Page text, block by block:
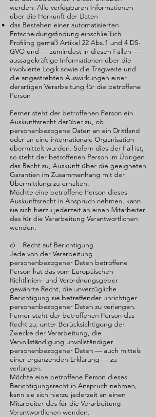
werden: Alle verfügbaren Informationen
über die Herkunft der Daten
das Bestehen einer automatisierten
Entscheidungsfindung einschließlich
Profiling gemäß Artikel 22 Abs.1 und 4 DS-
GVO und — zumindest in diesen Fällen —
aussagekräftige Informationen über die
involvierte Logik sowie die Tragweite und
die angestrebten Auswirkungen einer
derartigen Verarbeitung für die betroffene
Person
Ferner steht der betroffenen Person ein
Auskunftsrecht darüber zu, ob
personenbezogene Daten an ein Drittland
oder an eine internationale Organisation
übermittelt wurden. Sofern dies der Fall ist,
so steht der betroffenen Person im Übrigen
das Recht zu, Auskunft über die geeigneten
Garantien im Zusammenhang mit der
Übermittlung zu erhalten.
Möchte eine betroffene Person dieses
Auskunftsrecht in Anspruch nehmen, kann
sie sich hierzu jederzeit an einen Mitarbeiter
des für die Verarbeitung Verantwortlichen
wenden.
c) Recht auf Berichtigung
Jede von der Verarbeitung
personenbezogener Daten betroffene
Person hat das vom Europäischen
Richtlinien- und Verordnungsgeber
gewährte Recht, die unverzügliche
Berichtigung sie betreffender unrichtiger
personenbezogener Daten zu verlangen.
Ferner steht der betroffenen Person das
Recht zu, unter Berücksichtigung der
Zwecke der Verarbeitung, die
Vervollständigung unvollständiger
personenbezogener Daten — auch mittels
einer ergänzenden Erklärung — zu
verlangen.
Möchte eine betroffene Person dieses
Berichtigungsrecht in Anspruch nehmen,
kann sie sich hierzu jederzeit an einen
Mitarbeiter des für die Verarbeitung
Verantwortlichen wenden.